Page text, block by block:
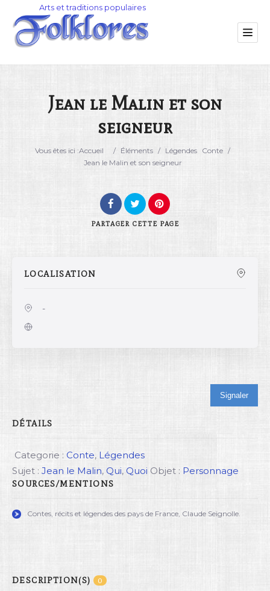
Jean le Malin et son
seigneur
Vous êtes ici :Accueil / Éléments / Légendes Conte /
Jean le Malin et son seigneur
PARTAGER CETTE PAGE
LOCALISATION
-
Signaler
DÉTAILS
Categorie : Conte, Légendes
Sujet : Jean le Malin, Qui, Quoi Objet : Personnage
SOURCES/MENTIONS
Contes, récits et légendes des pays de France, Claude Seignolle.
DESCRIPTION(S) 0